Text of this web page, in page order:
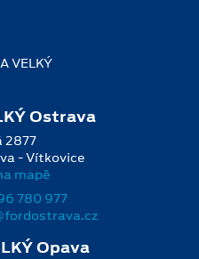
Ostrava
2877
- Vítkovice
mapě
780 977
Opava